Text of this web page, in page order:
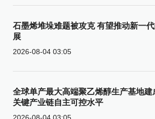
石墨烯堆垛难题被攻克 有望推动新一
展
2026-08-04 03:05
全球单产最大高端聚乙烯醇生产基地建
关键产业链自主可控水平
2026-08-04 03:05